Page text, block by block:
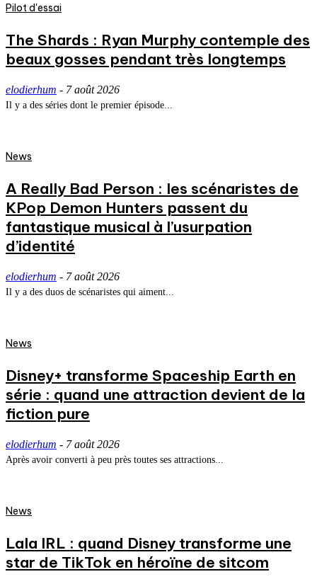
Pilot d'essai
The Shards : Ryan Murphy contemple des
beaux gosses pendant très longtemps
elodierhum - 7 août 2026
Il y a des séries dont le premier épisode...
News
A Really Bad Person : les scénaristes de
KPop Demon Hunters passent du
fantastique musical à l’usurpation
d’identité
elodierhum - 7 août 2026
Il y a des duos de scénaristes qui aiment...
News
Disney+ transforme Spaceship Earth en
série : quand une attraction devient de la
fiction pure
elodierhum - 7 août 2026
Après avoir converti à peu près toutes ses attractions...
News
Lala IRL : quand Disney transforme une
star de TikTok en héroïne de sitcom